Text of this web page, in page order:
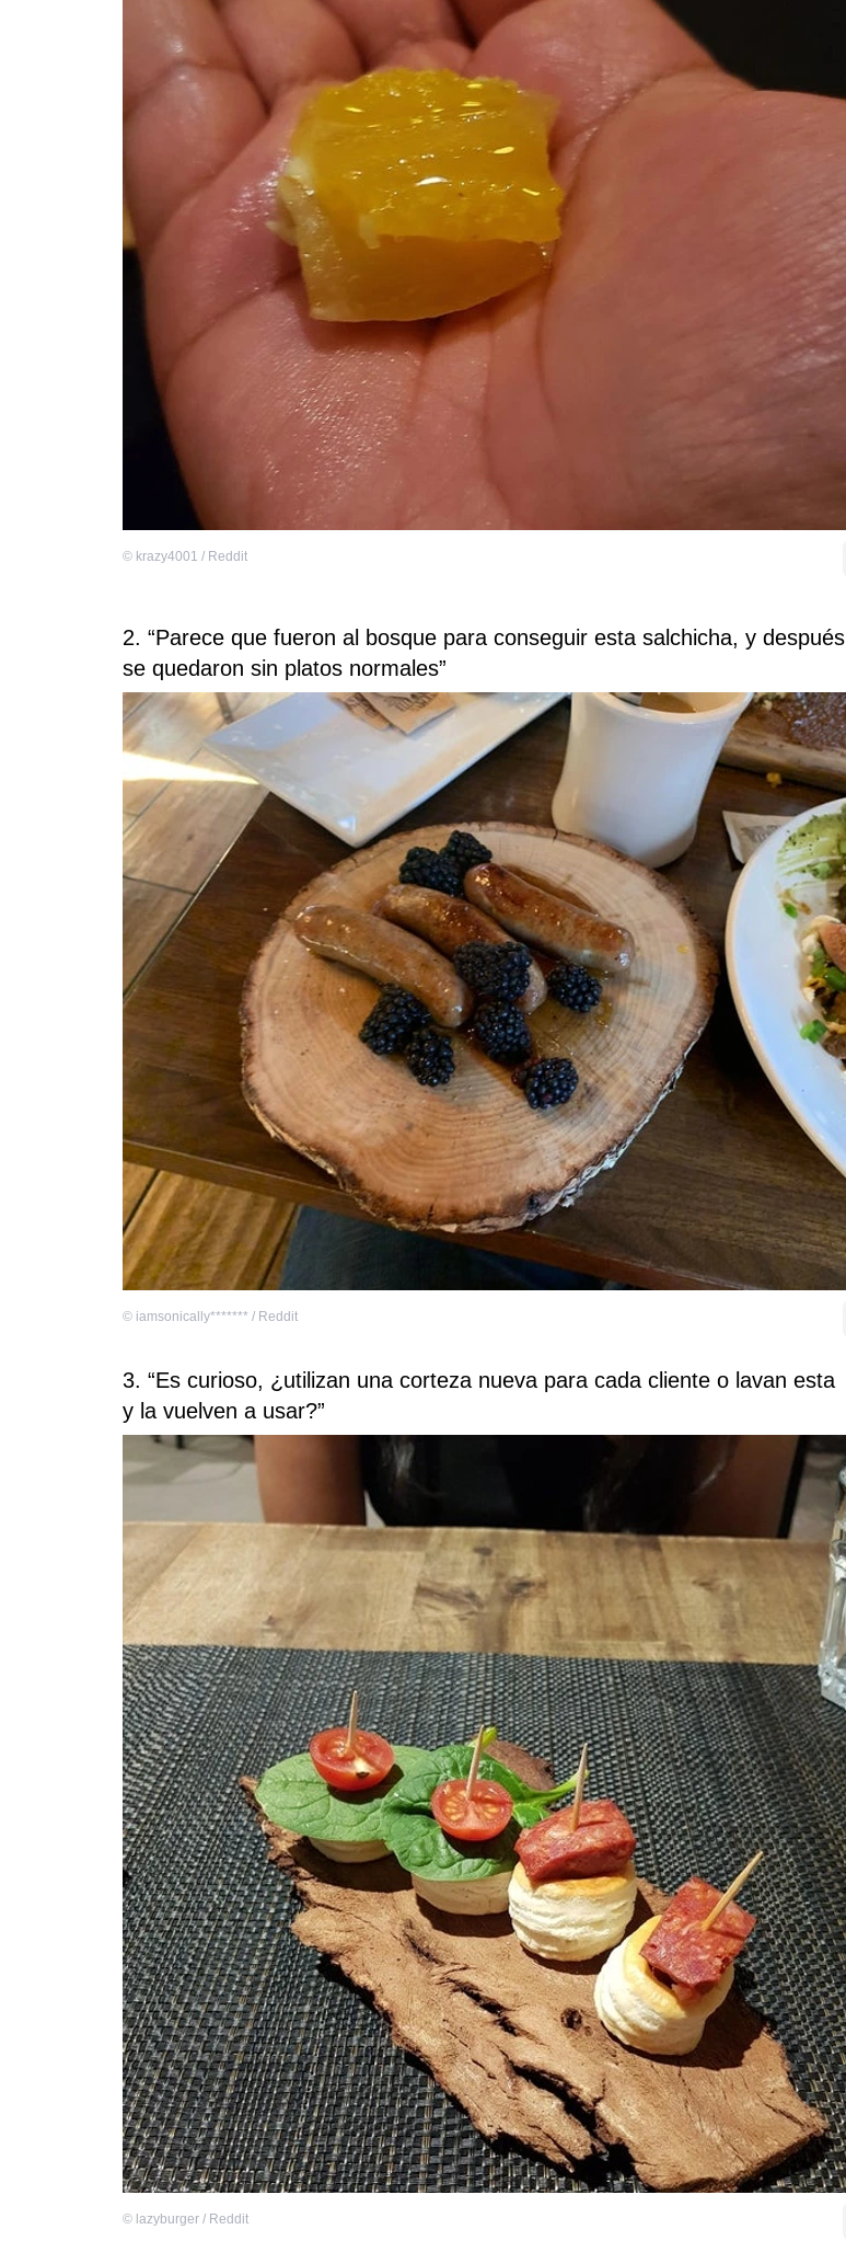
© krazy4001 / Reddit
2. “Parece que fueron al bosque para conseguir esta salchicha, y después
se quedaron sin platos normales”
© iamsonically******* / Reddit
3. “Es curioso, ¿utilizan una corteza nueva para cada cliente o lavan esta
y la vuelven a usar?”
© lazyburger / Reddit